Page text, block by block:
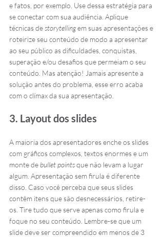
e fatos, por exemplo. Use dessa estratégia para
se conectar com sua audiência. Aplique
técnicas de storytelling em suas apresentações e
roteirize seu conteúdo de modo a apresentar
ao seu público as dificuldades, conquistas,
superação e/ou desafios que permeiam o seu
conteúdo. Mas atenção! Jamais apresente a
solução antes do problema, esse erro acaba
com o clímax da sua apresentação.
3. Layout dos slides
A maioria dos apresentadores enche os slides
com gráficos complexos, textos enormes e um
monte de bullet points que não levam a lugar
algum. Apresentação sem firula é diferente
disso. Caso você perceba que seus slides
contêm itens que são desnecessários, retire-
os. Tire tudo que serve apenas como firula e
foque no seu conteúdo. Lembre-se que um
slide deve ser compreendido em menos de 3